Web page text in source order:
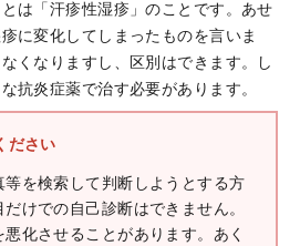
とは「汗疹性湿疹」のことです。あせ
に変化してしまったものを言いま
くなりますし、区別はできます。し
抗炎症薬で治す必要があります。
ださい
を検索して判断しようとする方
けでの自己診断はできません。
化させることがあります。あく